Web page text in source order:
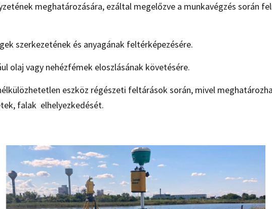
meghatározására, ezáltal megelőzve a munkavégzés során
szerkezetének és anyagának feltérképezésére.
olaj vagy nehézfémek eloszlásának követésére.
eszköz régészeti feltárások során, mivel
falak elhelyezkedését.